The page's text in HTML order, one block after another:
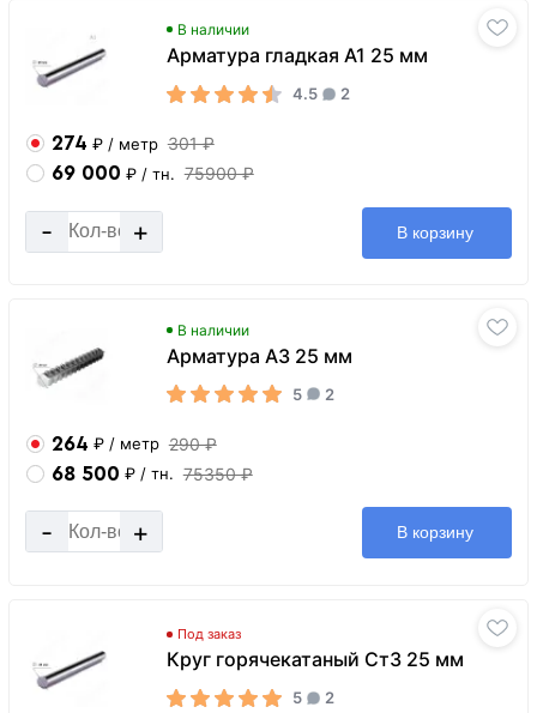
В наличии
Арматура гладкая А1 25 мм
4.5 2
274 ₽ / метр 301 ₽
69 000 ₽ / тн. 75900 ₽
- + В корзину
В наличии
Арматура А3 25 мм
5 2
264 ₽ / метр 290 ₽
68 500 ₽ / тн. 75350 ₽
- + В корзину
Под заказ
Круг горячекатаный Ст3 25 мм
5 2